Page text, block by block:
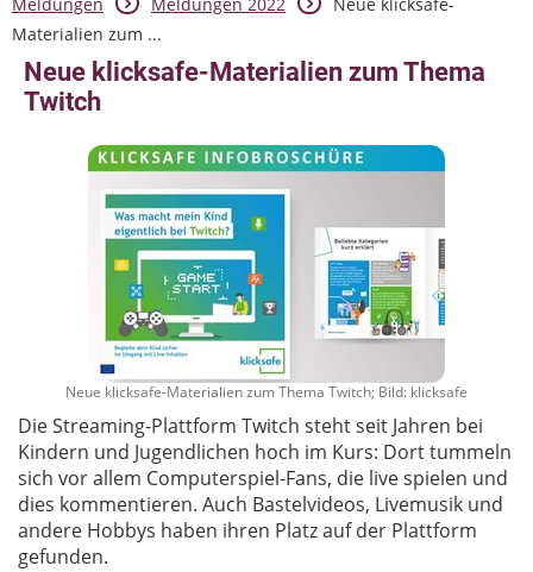
Materialien zum ...
Neue klicksafe-Materialien zum Thema
Twitch
Neue klicksafe-Materialien zum Thema Twitch; Bild: klicksafe
Die Streaming-Plattform Twitch steht seit Jahren bei
Kindern und Jugendlichen hoch im Kurs: Dort tummeln
sich vor allem Computerspiel-Fans, die live spielen und
dies kommentieren. Auch Bastelvideos, Livemusik und
andere Hobbys haben ihren Platz auf der Plattform
gefunden.